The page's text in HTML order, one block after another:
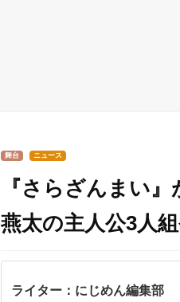
舞台 ニュース
『さらざんまい
燕太の主人公3人
ライター：にじめん編集部